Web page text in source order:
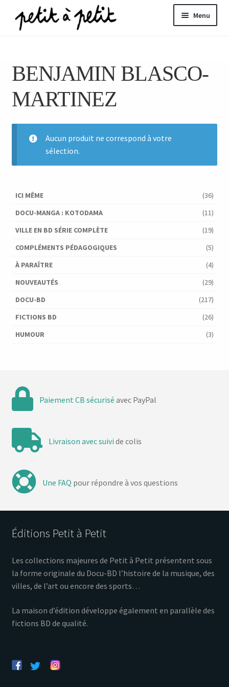
Aller
à
Aller
au
Menu
BENJAMIN BLASCO-
MARTINEZ
Aucun produit ne correspond à votre
sélection.
ICI MÊME
(36)
DOCU-MANGA : KOTODAMA
(11)
VILLE EN BD SÉRIE COMPLÈTE
(19)
COMPLÉMENTS PÉDAGOGIQUES
(5)
À PARAÎTRE
(4)
NOUVEAUTÉS
(29)
DOCU-BD
(217)
FICTIONS BD
(26)
HUMOUR
(3)
Paiement CB sécurisé avec PayPal
Livraison avec suivi de colis
Une FAQ pour répondre à vos questions
Éditions Petit à Petit
Les collections majeures de Petit à Petit présentent sous
la forme originale du Docu-BD l’histoire de la musique, des
villes, de l’art ou encore des sports…
La maison d’édition développe également en parallèle des
fictions BD de qualité.